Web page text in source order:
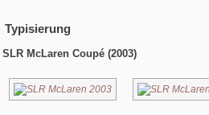
Typisierung
SLR McLaren Coupé (2003)